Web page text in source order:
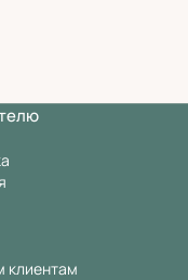
клиентам